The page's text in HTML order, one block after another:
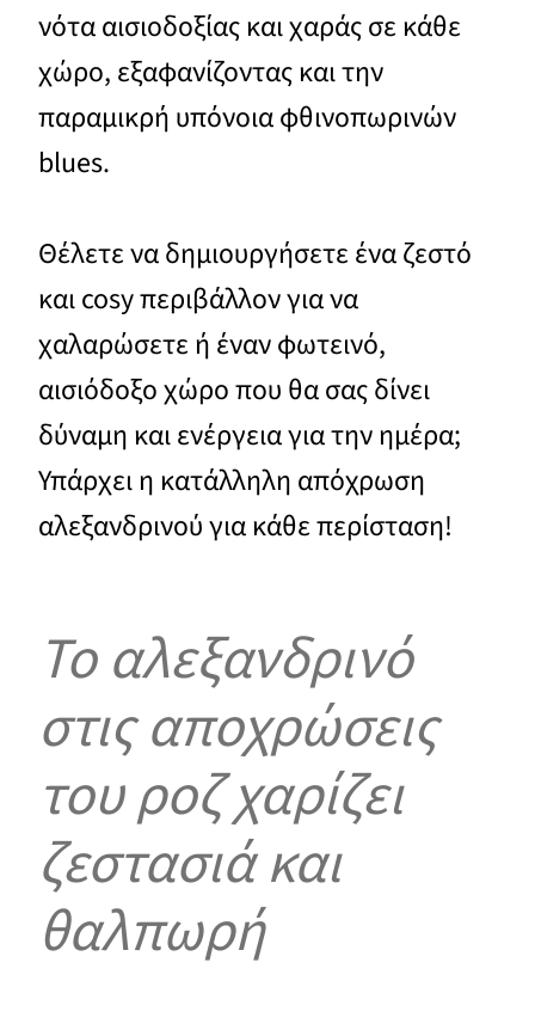
νότα αισιοδοξίας και χαράς σε κάθε
χώρο, εξαφανίζοντας και την
παραμικρή υπόνοια φθινοπωρινών
blues.
Θέλετε να δημιουργήσετε ένα ζεστό
και cosy περιβάλλον για να
χαλαρώσετε ή έναν φωτεινό,
αισιόδοξο χώρο που θα σας δίνει
δύναμη και ενέργεια για την ημέρα;
Υπάρχει η κατάλληλη απόχρωση
αλεξανδρινού για κάθε περίσταση!
Το αλεξανδρινό
στις αποχρώσεις
του ροζ χαρίζει
ζεστασιά και
θαλπωρή